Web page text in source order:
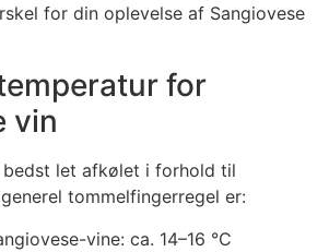
for din oplevelse af Sangiovese
for
vin
bedst let afkølet i forhold til
tommelfingerregel er:
vine: ca. 14–16 °C